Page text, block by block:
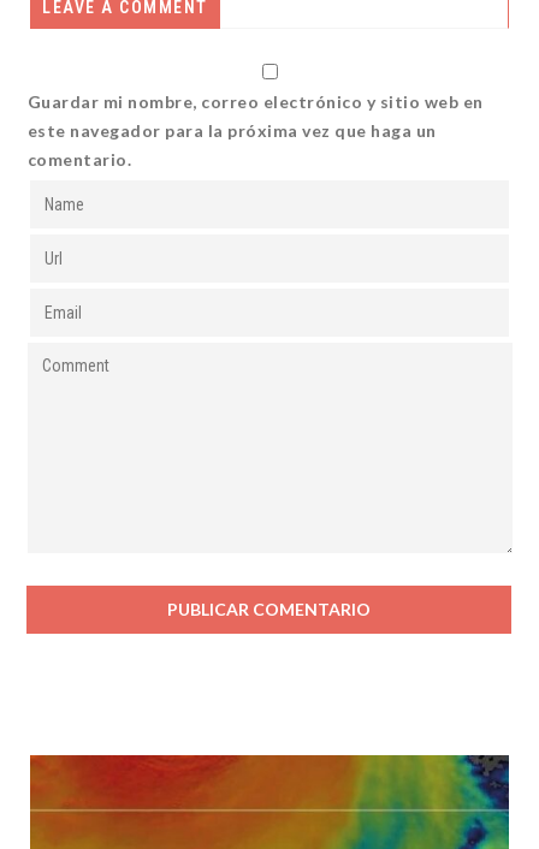
LEAVE A COMMENT
Guardar mi nombre, correo electrónico y sitio web en
este navegador para la próxima vez que haga un
comentario.